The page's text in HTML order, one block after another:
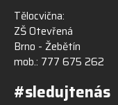
Tělocvična:
ZŠ Otevřená
Brno - Žebětín
mob.: 777 675 262
#sledujtenás